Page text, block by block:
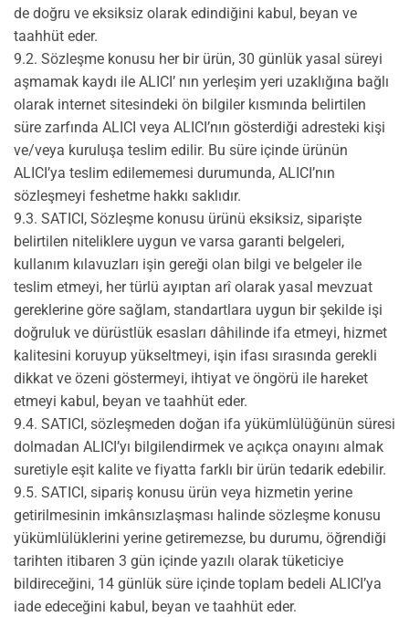
de doğru ve eksiksiz olarak edindiğini kabul, beyan ve
taahhüt eder.
9.2. Sözleşme konusu her bir ürün, 30 günlük yasal süreyi
aşmamak kaydı ile ALICI’ nın yerleşim yeri uzaklığına bağlı
olarak internet sitesindeki ön bilgiler kısmında belirtilen
süre zarfında ALICI veya ALICI’nın gösterdiği adresteki kişi
ve/veya kuruluşa teslim edilir. Bu süre içinde ürünün
ALICI’ya teslim edilememesi durumunda, ALICI’nın
sözleşmeyi feshetme hakkı saklıdır.
9.3. SATICI, Sözleşme konusu ürünü eksiksiz, siparişte
belirtilen niteliklere uygun ve varsa garanti belgeleri,
kullanım kılavuzları işin gereği olan bilgi ve belgeler ile
teslim etmeyi, her türlü ayıptan arî olarak yasal mevzuat
gereklerine göre sağlam, standartlara uygun bir şekilde işi
doğruluk ve dürüstlük esasları dâhilinde ifa etmeyi, hizmet
kalitesini koruyup yükseltmeyi, işin ifası sırasında gerekli
dikkat ve özeni göstermeyi, ihtiyat ve öngörü ile hareket
etmeyi kabul, beyan ve taahhüt eder.
9.4. SATICI, sözleşmeden doğan ifa yükümlülüğünün süresi
dolmadan ALICI’yı bilgilendirmek ve açıkça onayını almak
suretiyle eşit kalite ve fiyatta farklı bir ürün tedarik edebilir.
9.5. SATICI, sipariş konusu ürün veya hizmetin yerine
getirilmesinin imkânsızlaşması halinde sözleşme konusu
yükümlülüklerini yerine getiremezse, bu durumu, öğrendiği
tarihten itibaren 3 gün içinde yazılı olarak tüketiciye
bildireceğini, 14 günlük süre içinde toplam bedeli ALICI’ya
iade edeceğini kabul, beyan ve taahhüt eder.